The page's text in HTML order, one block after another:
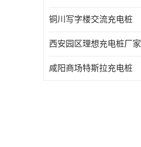
铜川写字楼交流充电桩
西安园区理想充电桩厂家
咸阳商场特斯拉充电桩